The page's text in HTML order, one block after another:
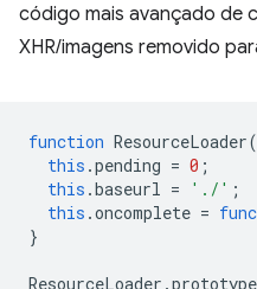
código mais avançado de
XHR/imagens removido
function ResourceLoader
this .pending = 0 ;
this .baseurl = './' ;
this .oncomplete =
}
ResourceLoader .prototype